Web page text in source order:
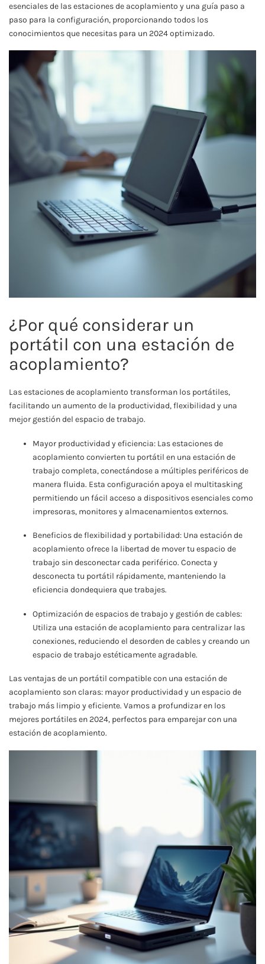
esenciales de las estaciones de acoplamiento y una guía paso a
paso para la configuración, proporcionando todos los
conocimientos que necesitas para un 2024 optimizado.
¿Por qué considerar un
portátil con una estación de
acoplamiento?
Las estaciones de acoplamiento transforman los portátiles,
facilitando un aumento de la productividad, flexibilidad y una
mejor gestión del espacio de trabajo.
Mayor productividad y eficiencia: Las estaciones de
acoplamiento convierten tu portátil en una estación de
trabajo completa, conectándose a múltiples periféricos de
manera fluida. Esta configuración apoya el multitasking
permitiendo un fácil acceso a dispositivos esenciales como
impresoras, monitores y almacenamientos externos.
Beneficios de flexibilidad y portabilidad: Una estación de
acoplamiento ofrece la libertad de mover tu espacio de
trabajo sin desconectar cada periférico. Conecta y
desconecta tu portátil rápidamente, manteniendo la
eficiencia dondequiera que trabajes.
Optimización de espacios de trabajo y gestión de cables:
Utiliza una estación de acoplamiento para centralizar las
conexiones, reduciendo el desorden de cables y creando un
espacio de trabajo estéticamente agradable.
Las ventajas de un portátil compatible con una estación de
acoplamiento son claras: mayor productividad y un espacio de
trabajo más limpio y eficiente. Vamos a profundizar en los
mejores portátiles en 2024, perfectos para emparejar con una
estación de acoplamiento.